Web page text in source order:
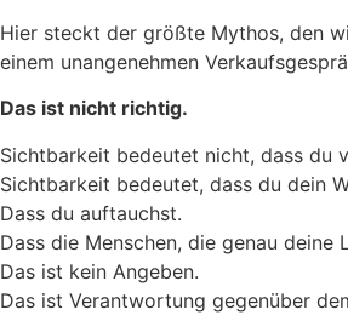
Hier steckt der größte Mythos, den
einem unangenehmen
Das ist nicht richtig.
Sichtbarkeit bedeutet nicht, dass du
Sichtbarkeit bedeutet, dass du dein
Dass du auftauchst.
Dass die Menschen, die genau deine
Das ist kein Angeben.
Das ist Verantwortung gegenüber